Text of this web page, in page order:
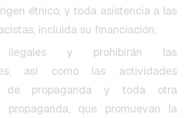
étnico, y toda asistencia a las
incluida su financiación;
ilegales y prohibirán las
así como las actividades
de propaganda y toda otra
que promuevan la